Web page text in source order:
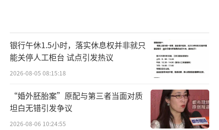
银行午休1.5小时，落实休息权并非就只
能关停人工柜台 试点引发热议
2026-08-05 08:15:18
“婚外胚胎案”原配与第三者当面对质
坦白无错引发争议
2026-08-06 10:24:55